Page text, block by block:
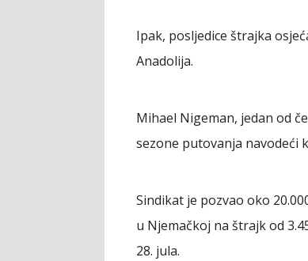
Ipak, posljedice štrajka
Anadolija.
Mihael Nigeman, jedan od
sezone putovanja
Sindikat je pozvao oko
u Njemačkoj na štrajk od
28. jula.